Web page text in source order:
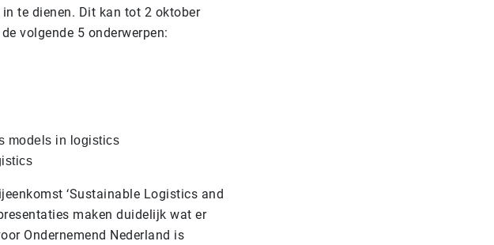
te dienen. Dit kan tot 2 oktober
volgende 5 onderwerpen:
models in logistics
‘Sustainable Logistics and
maken duidelijk wat er
Ondernemend Nederland is